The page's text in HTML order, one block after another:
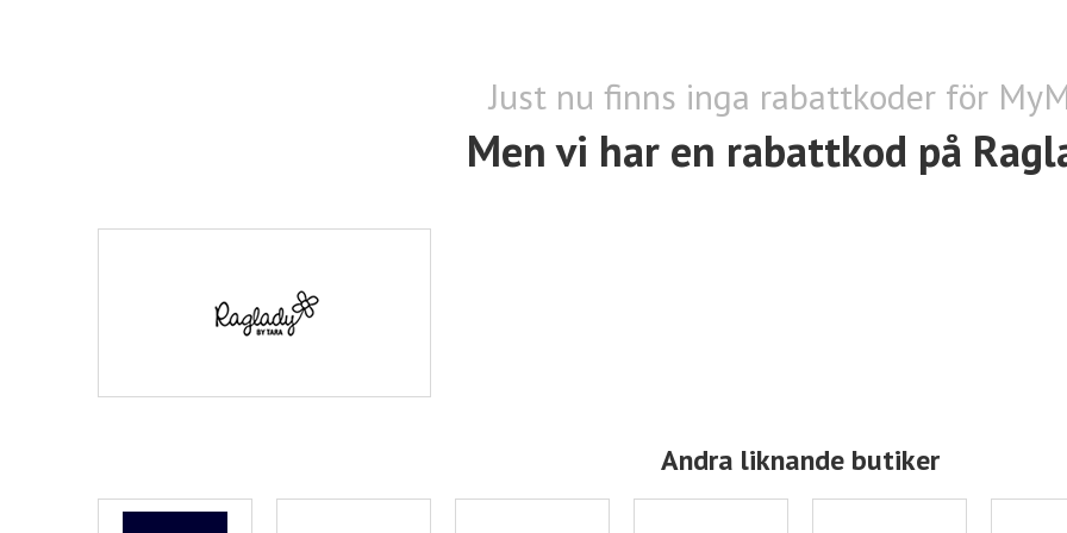
Just nu finns inga rabattkoder för
Men vi har en rabattkod på
Andra liknande butiker